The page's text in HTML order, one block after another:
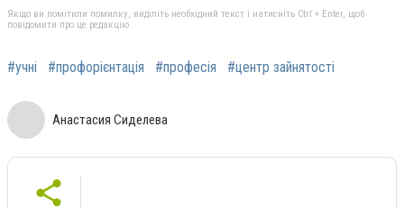
Якщо ви помітили помилку, виділіть необхідний текст і натисніть Ctrl + Enter, щоб
повідомити про це редакцію
#учні #профорієнтація #професія #центр зайнятості
Анастасия Сиделева